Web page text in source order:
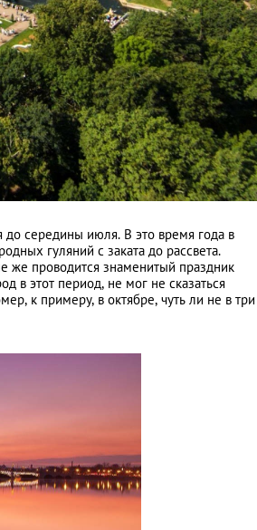
середины июля. В это время года в
гуляний с заката до рассвета.
же проводится знаменитый праздник
в этот период, не мог не сказаться
к примеру, в октябре, чуть ли не в три
Вымершие деревни-2: